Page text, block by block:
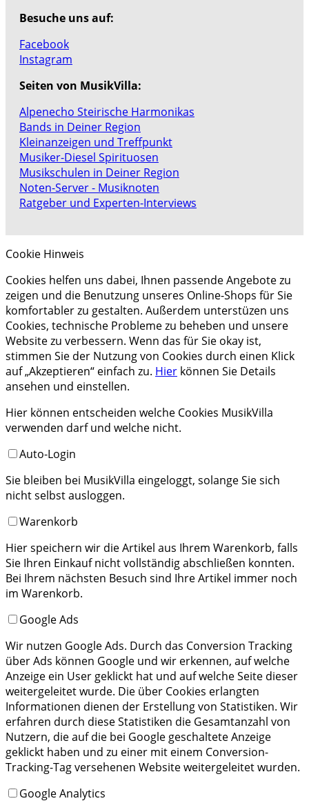
Besuche uns auf:
Facebook
Instagram
Seiten von MusikVilla:
Alpenecho Steirische Harmonikas
Bands in Deiner Region
Kleinanzeigen und Treffpunkt
Musiker-Diesel Spirituosen
Musikschulen in Deiner Region
Noten-Server - Musiknoten
Ratgeber und Experten-Interviews
Cookie Hinweis
Cookies helfen uns dabei, Ihnen passende Angebote zu
zeigen und die Benutzung unseres Online-Shops für Sie
komfortabler zu gestalten. Außerdem unterstüzen uns
Cookies, technische Probleme zu beheben und unsere
Website zu verbessern. Wenn das für Sie okay ist,
stimmen Sie der Nutzung von Cookies durch einen Klick
auf „Akzeptieren“ einfach zu. Hier können Sie Details
ansehen und einstellen.
Hier können entscheiden welche Cookies MusikVilla
verwenden darf und welche nicht.
Auto-Login
Sie bleiben bei MusikVilla eingeloggt, solange Sie sich
nicht selbst ausloggen.
Warenkorb
Hier speichern wir die Artikel aus Ihrem Warenkorb, falls
Sie Ihren Einkauf nicht vollständig abschließen konnten.
Bei Ihrem nächsten Besuch sind Ihre Artikel immer noch
im Warenkorb.
Google Ads
Wir nutzen Google Ads. Durch das Conversion Tracking
über Ads können Google und wir erkennen, auf welche
Anzeige ein User geklickt hat und auf welche Seite dieser
weitergeleitet wurde. Die über Cookies erlangten
Informationen dienen der Erstellung von Statistiken. Wir
erfahren durch diese Statistiken die Gesamtanzahl von
Nutzern, die auf die bei Google geschaltete Anzeige
geklickt haben und zu einer mit einem Conversion-
Tracking-Tag versehenen Website weitergeleitet wurden.
Google Analytics